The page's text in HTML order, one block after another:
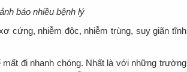
báo nhiều bệnh lý
cứng, nhiễm độc, nhiễm trùng, suy giãn tĩnh
đi nhanh chóng. Nhất là với những trường